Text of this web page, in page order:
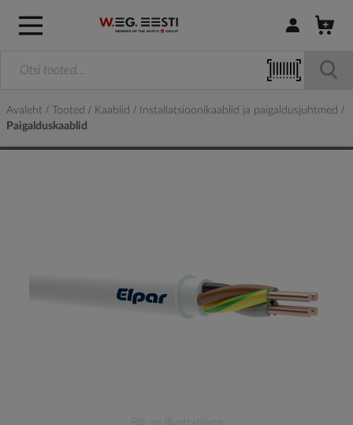
Logi sisse /
Avaleht Tooted Kaablid
Installatsioonikaablid ja paigaldusjuhtmed
Paigalduskaablid